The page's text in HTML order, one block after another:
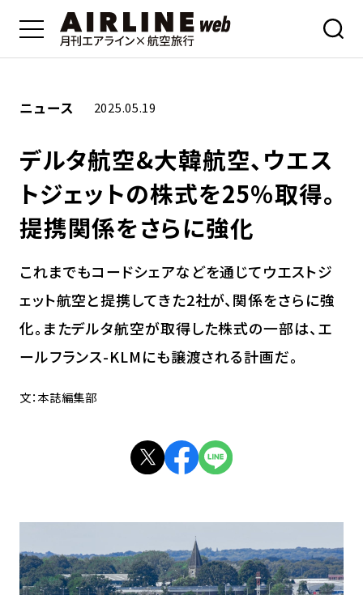
ニュース 2025.05.19
デルタ航空&大韓航空、ウエス
トジェットの株式を25％取得。
提携関係をさらに強化
これまでもコードシェアなどを通じてウエストジ
ェット航空と提携してきた2社が、関係をさらに強
化。またデルタ航空が取得した株式の一部は、エ
ールフランス-KLMにも譲渡される計画だ。
文：本誌編集部